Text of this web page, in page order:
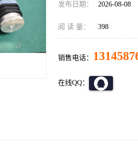
发布日期： 2026-08-08
阅 读 量： 398
销售电话：
在线QQ：